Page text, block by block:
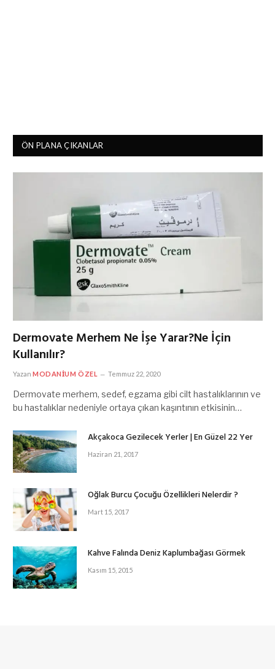
ÖN PLANA ÇIKANLAR
Dermovate Merhem Ne İşe Yarar?Ne İçin
Kullanılır?
Yazan MODANIUM ÖZEL Temmuz 22, 2020
Dermovate merhem, sedef, egzama gibi cilt hastalıklarının ve
bu hastalıklar nedeniyle ortaya çıkan kaşıntının etkisinin…
Akçakoca Gezilecek Yerler | En Güzel 22 Yer
Haziran 21, 2017
Oğlak Burcu Çocuğu Özellikleri Nelerdir ?
Mart 15, 2017
Kahve Falında Deniz Kaplumbağası Görmek
Kasım 15, 2015